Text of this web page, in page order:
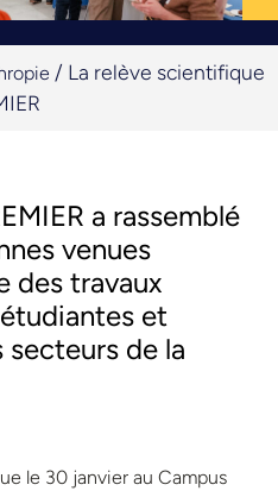
/ La relève scientifique
a rassemblé
venues
des travaux
et
de la
le 30 janvier au Campus